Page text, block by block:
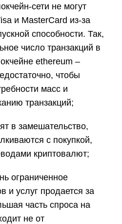
сети не могут
и MasterCard из-за
способности. Так,
число транзакций в
ethereum –
чтобы
масс и
транзакций;
в замешательство,
с покупкой,
криптовалют;
ограниченное
и услуг продается за
часть спроса на
не от